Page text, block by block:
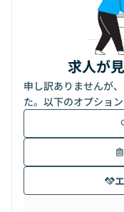
求人が
申し訳ありませんが
た。以下のオプショ